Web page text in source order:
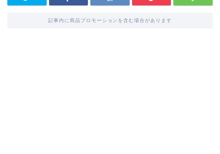
記事内に商品プロモーションを含む場合があります